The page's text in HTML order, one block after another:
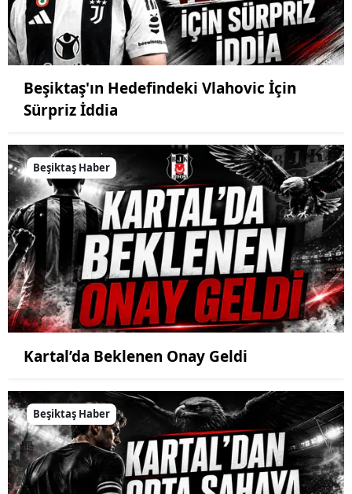
Beşiktaş'ın Hedefindeki Vlahovic İçin
Sürpriz İddia
Beşiktaş Haber
Kartal’da Beklenen Onay Geldi
Beşiktaş Haber